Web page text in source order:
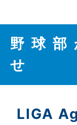
野球部
せ
LIGA